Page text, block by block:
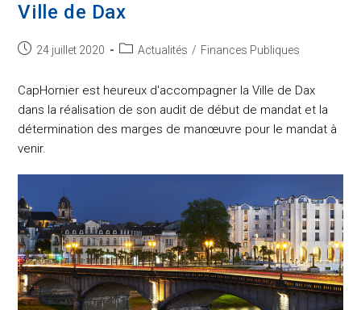
Ville de Dax
Post24 juillet 2020
PostActualités / Finances Publiques
CapHornier est heureux d'accompagner la Ville de Dax
dans la réalisation de son audit de début de mandat et la
détermination des marges de manœuvre pour le mandat à
venir.